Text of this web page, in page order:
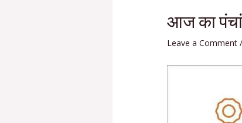
आज का
Leave a Comment